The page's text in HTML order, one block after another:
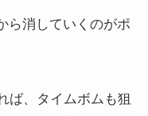
ら消していくのがポ
ば、タイムボムも狙